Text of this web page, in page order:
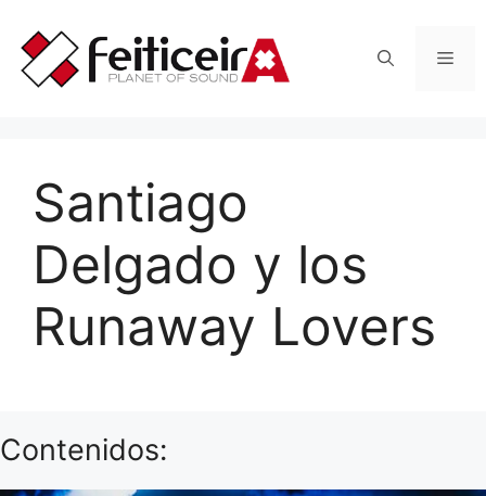
contenido
Santiago
Delgado y los
Runaway Lovers
Contenidos: